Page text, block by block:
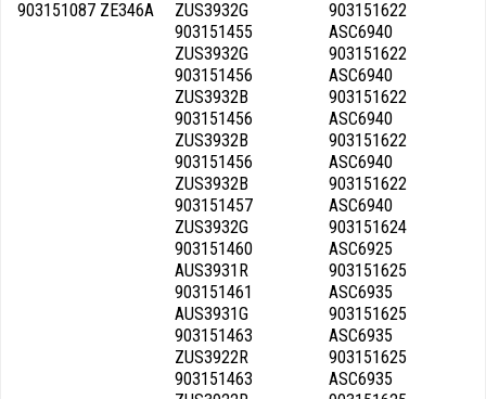
903151087 ZE346A
ZUS3932G
903151455
ZUS3932G
903151456
ZUS3932B
903151456
ZUS3932B
903151456
ZUS3932B
903151457
ZUS3932G
903151460
AUS3931R
903151461
AUS3931G
903151463
ZUS3922R
903151463
903151622
ASC6940
903151622
ASC6940
903151622
ASC6940
903151622
ASC6940
903151622
ASC6940
903151624
ASC6925
903151625
ASC6935
903151625
ASC6935
903151625
ASC6935